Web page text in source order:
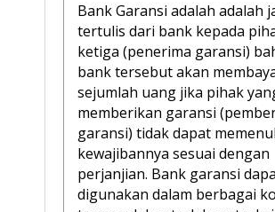
Bank Garansi adalah adalah
tertulis dari bank kepada
ketiga (penerima garansi)
bank tersebut akan
sejumlah uang jika pihak
memberikan garansi
garansi) tidak dapat
kewajibannya sesuai dengan
perjanjian. Bank garansi
digunakan dalam berbagai